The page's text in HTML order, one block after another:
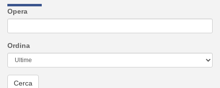
Opera
Ordina
Cerca